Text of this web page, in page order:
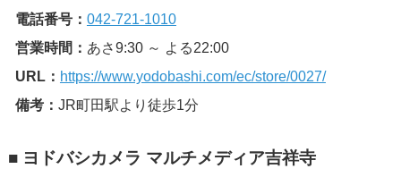
電話番号： 042-721-1010
営業時間： あさ9:30 ～ よる22:00
URL： https://www.yodobashi.com/ec/store/0027/
備考： JR町田駅より徒歩1分
■ ヨドバシカメラ マルチメディア吉祥寺